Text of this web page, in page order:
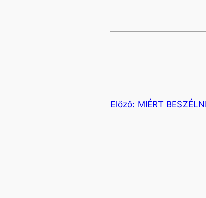
Előző: MIÉRT